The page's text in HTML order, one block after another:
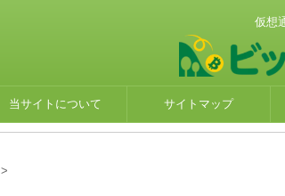
仮想
当サイトについて サイトマップ
>